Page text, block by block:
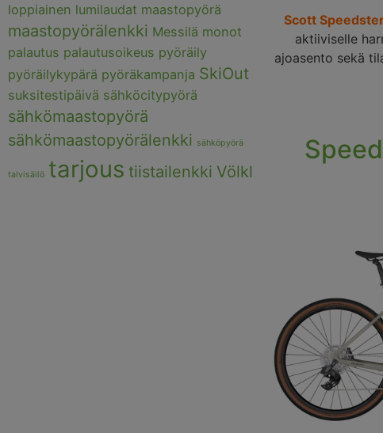
loppiainen lumilaudat maastopyörä
maastopyörälenkki Messilä monot
palautus palautusoikeus pyöräily
pyöräilykypärä pyöräkampanja SkiOut
suksitestipäivä sähköcitypyörä
sähkömaastopyörä
sähkömaastopyörälenkki sähköpyörä
talvisäilö tarjous tiistailenkki Völkl
Scott
aktiiviselle
ajoasento sekä